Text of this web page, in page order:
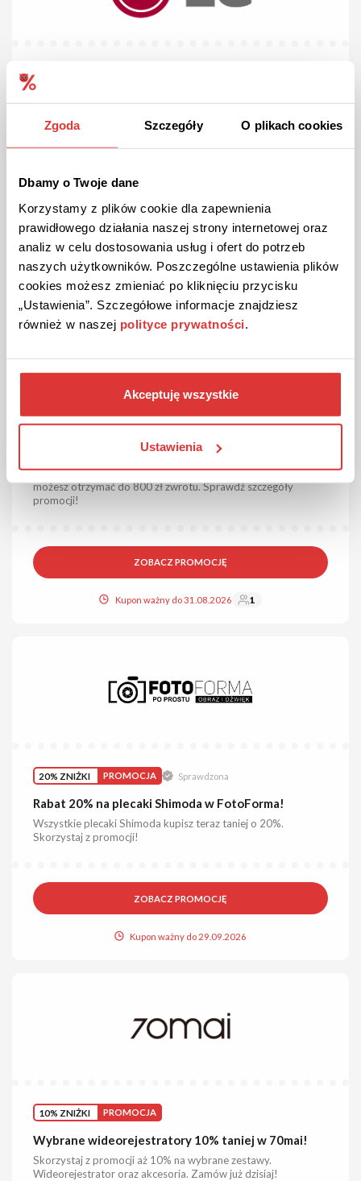
Zgoda Szczegóły O plikach cookies
Dbamy o Twoje dane
Korzystamy z plików cookie dla zapewnienia
prawidłowego działania naszej strony internetowej oraz
analiz w celu dostosowania usług i ofert do potrzeb
naszych użytkowników. Poszczególne ustawienia plików
cookies możesz zmieniać po kliknięciu przycisku
„Ustawienia”. Szczegółowe informacje znajdziesz
również w naszej polityce prywatności
Akceptuję wszystkie
Ustawienia
Zwrot do 1500 zł czekiem BLIK na telewizory w LG!
Kupując pralko-suszarkę WashTower™ otrzymasz do 1500 zł
zwrotu czekiem BLIK. Skorzystaj!
Kupon ważny do 31.08.2026
Przy zakupie wybranych aparatów i obiektywów marki Canon,
możesz otrzymać do 800 zł zwrotu. Sprawdź szczegóły
promocji!
ZOBACZ PROMOCJĘ
Kupon ważny do 31.08.2026 1
20% ZNIŻKI PROMOCJA Sprawdzona
Rabat 20% na plecaki Shimoda w FotoForma!
Wszystkie plecaki Shimoda kupisz teraz taniej o 20%.
Skorzystaj z promocji!
ZOBACZ PROMOCJĘ
Kupon ważny do 29.09.2026
10% ZNIŻKI PROMOCJA
Wybrane wideorejestratory 10% taniej w 70mai!
Skorzystaj z promocji aż 10% na wybrane zestawy.
Wideorejestrator oraz akcesoria. Zamów już dzisiaj!